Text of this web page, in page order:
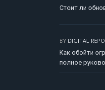
Стоит ли
BY DIGITAL
Как обойти
полное